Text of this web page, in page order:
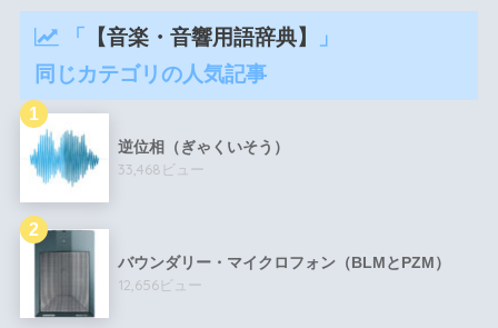
「 【音楽・音響用語辞典】
」
同じカテゴリの人気記事
逆位相（ぎゃくいそう）
33,468ビュー
バウンダリー・マイクロフォン（BLMとPZM）
12,656ビュー